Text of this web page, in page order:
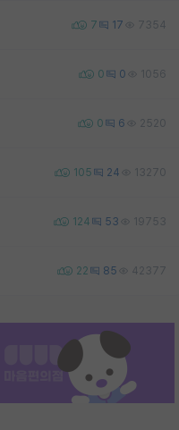
7 17 7354
0 0 1056
0 6 2520
105 24 13270
124 53 19753
22 85 42377